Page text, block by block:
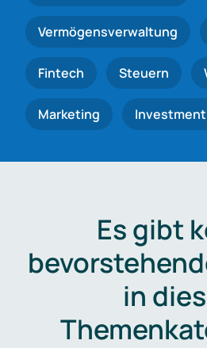
Vermögensverwaltung
Fintech Steuern
Marketing
Es gibt
in